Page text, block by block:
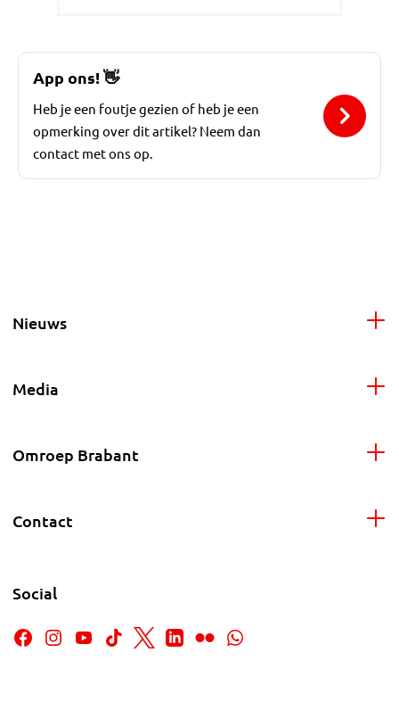
App ons!👋
Heb je een foutje gezien of heb je een
opmerking over dit artikel? Neem dan
contact met ons op.
Nieuws
Media
Omroep Brabant
Contact
Social